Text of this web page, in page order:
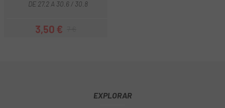
DE 27.2 A 30.6 / 30.8
Preu
3,50 €Preu regular
EXPLORAR